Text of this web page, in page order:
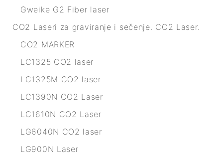
Gweike G2 Fiber laser
CO2 Laseri za graviranje i sečenje. CO2 Laser.
CO2 MARKER
LC1325 CO2 laser
LC1325M CO2 laser
LC1390N CO2 Laser
LC1610N CO2 Laser
LG6040N CO2 laser
LG900N Laser